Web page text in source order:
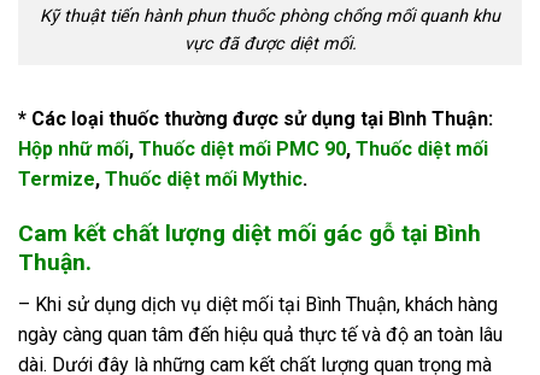
Kỹ thuật tiến hành phun thuốc phòng chống mối quanh khu
vực đã được diệt mối.
* Các loại thuốc thường được sử dụng tại Bình Thuận:
Hộp nhữ mối, Thuốc diệt mối PMC 90, Thuốc diệt mối
Termize, Thuốc diệt mối Mythic.
Cam kết chất lượng diệt mối gác gỗ tại Bình
Thuận.
– Khi sử dụng dịch vụ diệt mối tại Bình Thuận, khách hàng
ngày càng quan tâm đến hiệu quả thực tế và độ an toàn lâu
dài. Dưới đây là những cam kết chất lượng quan trọng mà